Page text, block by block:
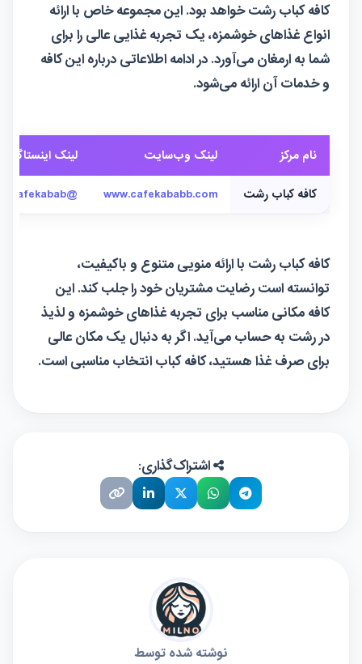
کافه کباب رشت خواهد بود. این مجموعه خاص با ارائه
انواع غذاهای خوشمزه، یک تجربه غذایی عالی را برای
شما به ارمغان می‌آورد. در ادامه اطلاعاتی درباره این کافه
و خدمات آن ارائه می‌شود.
نام مرکز لینک وب‌سایت لینک اینستاگرام
کافه کباب رشت www.cafekababb.com
@cafekabab_
کافه کباب رشت با ارائه منویی متنوع و باکیفیت،
توانسته است رضایت مشتریان خود را جلب کند. این
کافه مکانی مناسب برای تجربه غذاهای خوشمزه و لذیذ
در رشت به حساب می‌آید. اگر به دنبال یک مکان عالی
برای صرف غذا هستید، کافه کباب انتخاب مناسبی است.
اشتراک‌گذاری:
نوشته شده توسط